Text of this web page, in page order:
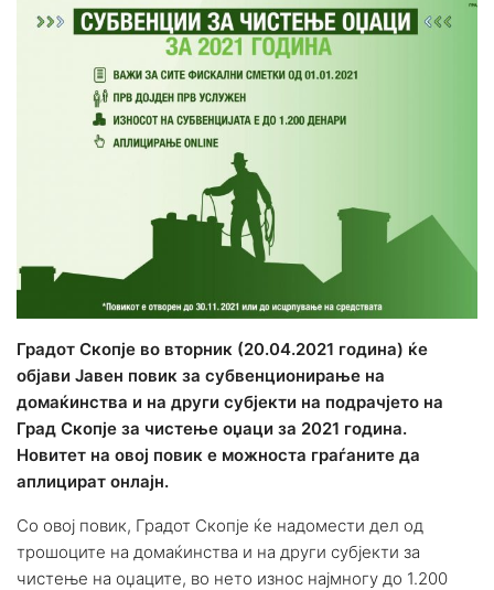
Градот Скопје во вторник (20.04.2021 година) ќе
објави Јавен повик за субвенционирање на
домаќинства и на други субјекти на подрачјето на
Град Скопје за чистење оџаци за 2021 година.
Новитет на овој повик е можноста граѓаните да
аплицират онлајн.
Со овој повик, Градот Скопје ќе надомести дел од
трошоците на домаќинства и на други субјекти за
чистење на оџаците, во нето износ најмногу до 1.200